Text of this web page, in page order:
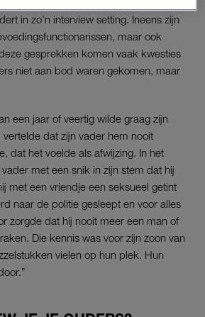
in zo’n interview setting. Ineens zijn
maar ook
gesprekken komen vaak kwesties
niet aan bod waren gekomen, maar
een jaar of veertig wilde graag zijn
dat zijn vader hem nooit
dat het voelde als afwijzing. In het
met een snik in zijn stem dat hij
met een vriendje een seksueel getint
naar de politie gesleept en voor alles
zorgde dat hij nooit meer een man of
Die kennis was voor zijn zoon van
vielen op hun plek. Hun